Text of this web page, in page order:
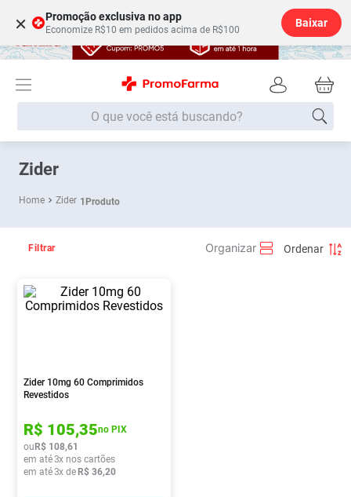
× Promoção exclusiva no app
Economize R$10 em pedidos acima de R$100
Baixar
O que você está buscando?
Zider
Zider 1Produto
Filtrar
Zider 10mg 60 Comprimidos
Revestidos
R$ 105,35no PIX
ouR$ 108,61
em até3x nos cartões
em até3x deR$ 36,20
Termos mais buscados
1 º Fralda
3º
Fralda G
9º Vitamina D
10 º Lavitan